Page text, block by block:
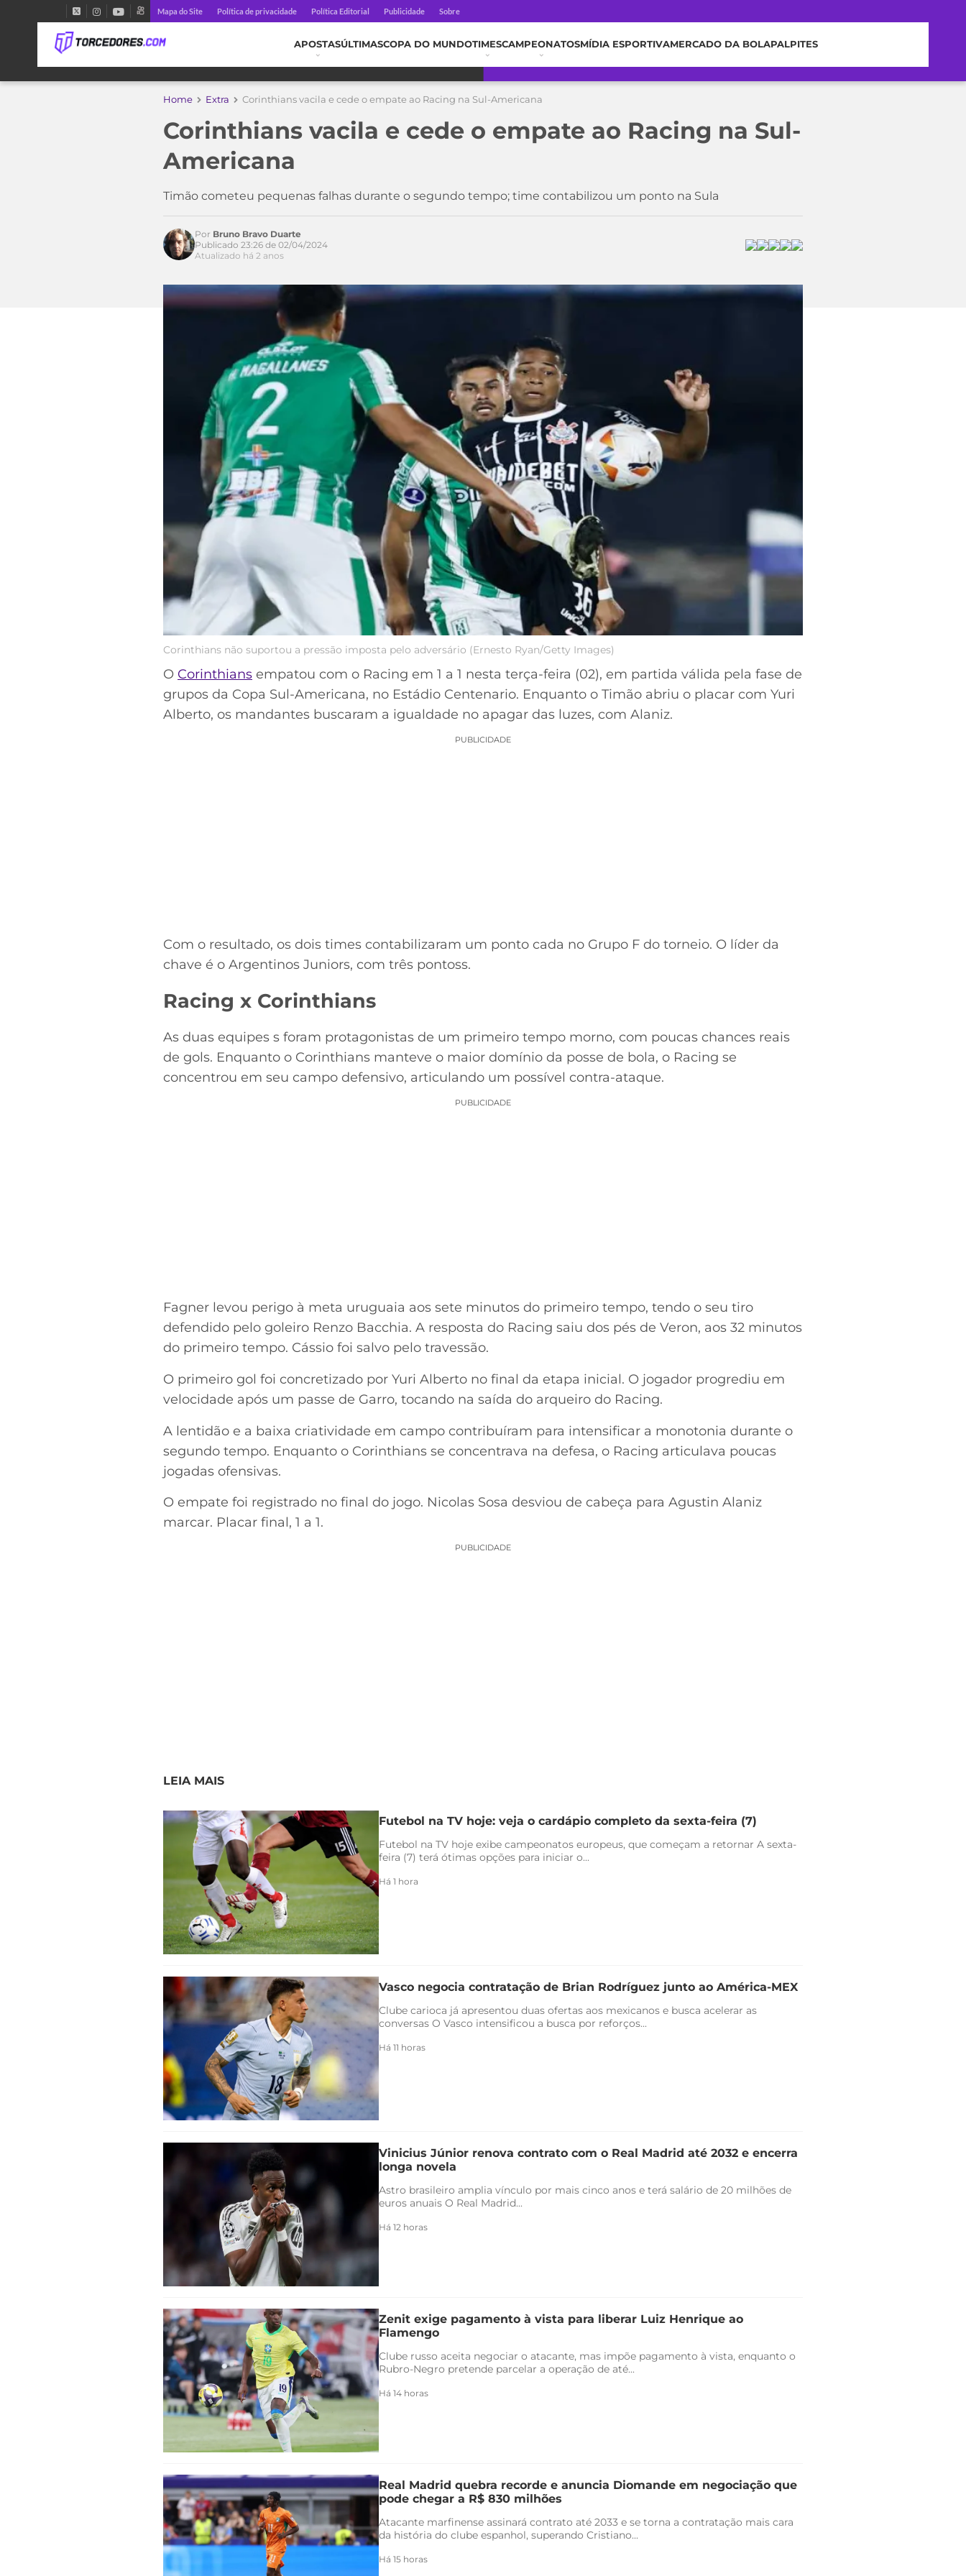
Mapa do Site Política de privacidade Política Editorial Publicidade Sobre
APOSTASÚLTIMASCOPA DO MUNDOTIMESCAMPEONATOSMÍDIA ESPORTIVAMERCADO DA BOLAPALPITES
Home Extra Corinthians vacila e cede o empate ao Racing na Sul-Americana
Corinthians vacila e cede o empate ao Racing na Sul-
Americana
Timão cometeu pequenas falhas durante o segundo tempo; time contabilizou um ponto na Sula
Por Bruno Bravo Duarte
Publicado 23:26 de 02/04/2024
Atualizado há 2 anos
Corinthians não suportou a pressão imposta pelo adversário (Ernesto Ryan/Getty Images)
O Corinthians empatou com o Racing em 1 a 1 nesta terça-feira (02), em partida válida pela fase de
grupos da Copa Sul-Americana, no Estádio Centenario. Enquanto o Timão abriu o placar com Yuri
Alberto, os mandantes buscaram a igualdade no apagar das luzes, com Alaniz.
PUBLICIDADE
Com o resultado, os dois times contabilizaram um ponto cada no Grupo F do torneio. O líder da
chave é o Argentinos Juniors, com três pontoss.
Racing x Corinthians
As duas equipes s foram protagonistas de um primeiro tempo morno, com poucas chances reais
de gols. Enquanto o Corinthians manteve o maior domínio da posse de bola, o Racing se
concentrou em seu campo defensivo, articulando um possível contra-ataque.
PUBLICIDADE
Fagner levou perigo à meta uruguaia aos sete minutos do primeiro tempo, tendo o seu tiro
defendido pelo goleiro Renzo Bacchia. A resposta do Racing saiu dos pés de Veron, aos 32 minutos
do primeiro tempo. Cássio foi salvo pelo travessão.
O primeiro gol foi concretizado por Yuri Alberto no final da etapa inicial. O jogador progrediu em
velocidade após um passe de Garro, tocando na saída do arqueiro do Racing.
A lentidão e a baixa criatividade em campo contribuíram para intensificar a monotonia durante o
segundo tempo. Enquanto o Corinthians se concentrava na defesa, o Racing articulava poucas
jogadas ofensivas.
O empate foi registrado no final do jogo. Nicolas Sosa desviou de cabeça para Agustin Alaniz
marcar. Placar final, 1 a 1.
PUBLICIDADE
LEIA MAIS
Futebol na TV hoje: veja o cardápio completo da sexta-feira (7)
Futebol na TV hoje exibe campeonatos europeus, que começam a retornar A sexta-
feira (7) terá ótimas opções para iniciar o...
Há 1 hora
Vasco negocia contratação de Brian Rodríguez junto ao América-MEX
Clube carioca já apresentou duas ofertas aos mexicanos e busca acelerar as
conversas O Vasco intensificou a busca por reforços...
Há 11 horas
Vinicius Júnior renova contrato com o Real Madrid até 2032 e encerra
longa novela
Astro brasileiro amplia vínculo por mais cinco anos e terá salário de 20 milhões de
euros anuais O Real Madrid...
Há 12 horas
Zenit exige pagamento à vista para liberar Luiz Henrique ao
Flamengo
Clube russo aceita negociar o atacante, mas impõe pagamento à vista, enquanto o
Rubro-Negro pretende parcelar a operação de até...
Há 14 horas
Real Madrid quebra recorde e anuncia Diomande em negociação que
pode chegar a R$ 830 milhões
Atacante marfinense assinará contrato até 2033 e se torna a contratação mais cara
da história do clube espanhol, superando Cristiano...
Há 15 horas